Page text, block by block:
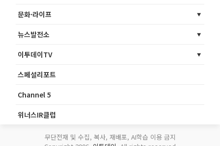
문화·라이프
뉴스발전소
이투데이TV
스페셜리포트
Channel 5
위너스IR클럽
무단전재 및 수집, 복사, 재배포, AI학습 이용 금지